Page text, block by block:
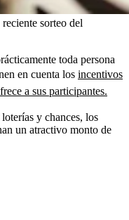
sorteo del
toda persona
en cuenta los incentivos
a sus participantes.
y chances, los
un atractivo monto de